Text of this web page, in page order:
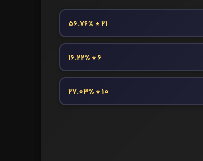
21 * 56.76%
6 * 16.22%
10 * 27.03%